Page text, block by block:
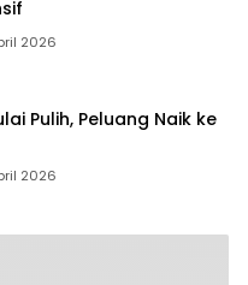
2026
Pulih, Peluang Naik ke
2026